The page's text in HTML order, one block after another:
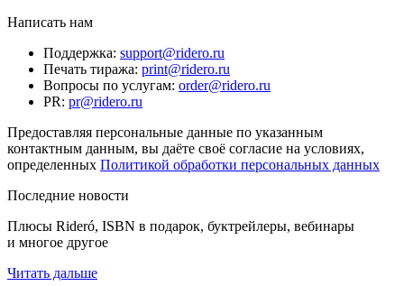
Написать нам
Поддержка: support@ridero.ru
Печать тиража: print@ridero.ru
Вопросы по услугам: order@ridero.ru
PR: pr@ridero.ru
Предоставляя персональные данные по указанным
контактным данным, вы даёте своё согласие на условиях,
определенных Политикой обработки персональных данных
Последние новости
Плюсы Rideró, ISBN в подарок, буктрейлеры, вебинары
и многое другое
Читать дальше